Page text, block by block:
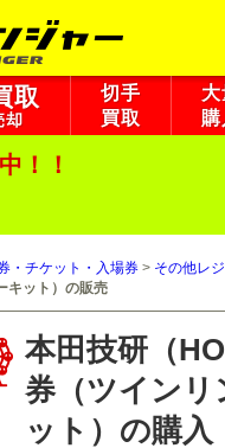
取
却
切手
買取
大
購
！！
・チケット・入場券 > その他レ
キット）の販売
本田技研（
券（ツインリ
ット）の購入